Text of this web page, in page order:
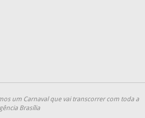
um Carnaval que vai transcorrer com toda a
Brasília